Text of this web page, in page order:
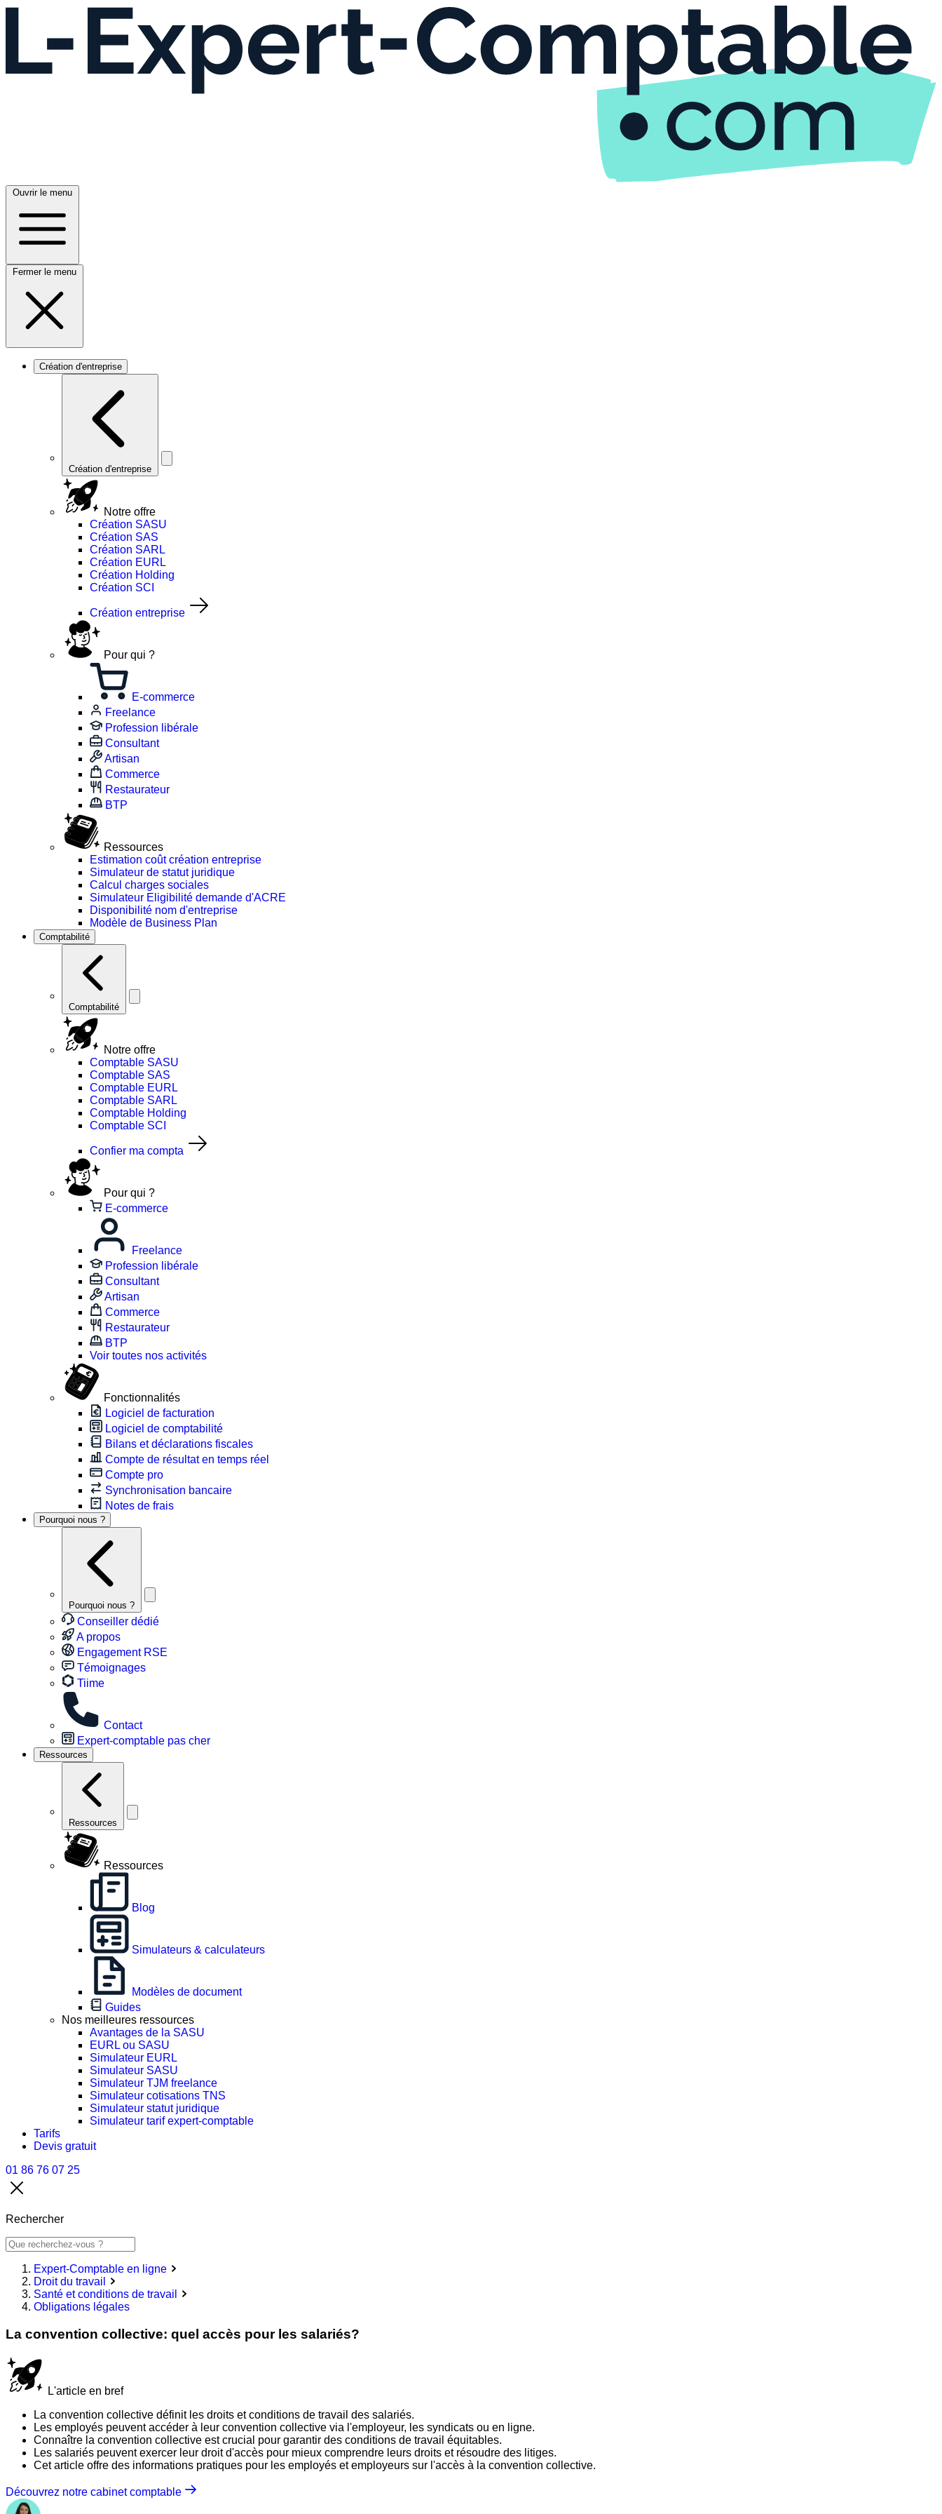
Ouvrir le menu
Fermer le menu
Création d'entreprise
Création d'entreprise
Notre offre
Création SASU
Création SAS
Création SARL
Création EURL
Création Holding
Création SCI
Création entreprise
Pour qui ?
E-commerce
Freelance
Profession libérale
Consultant
Artisan
Commerce
Restaurateur
BTP
Ressources
Estimation coût création entreprise
Simulateur de statut juridique
Calcul charges sociales
Simulateur Eligibilité demande d'ACRE
Disponibilité nom d'entreprise
Modèle de Business Plan
Comptabilité
Comptabilité
Notre offre
Comptable SASU
Comptable SAS
Comptable EURL
Comptable SARL
Comptable Holding
Comptable SCI
Confier ma compta
Pour qui ?
E-commerce
Freelance
Profession libérale
Consultant
Artisan
Commerce
Restaurateur
BTP
Voir toutes nos activités
Fonctionnalités
Logiciel de facturation
Logiciel de comptabilité
Bilans et déclarations fiscales
Compte de résultat en temps réel
Compte pro
Synchronisation bancaire
Notes de frais
Pourquoi nous ?
Pourquoi nous ?
Conseiller dédié
A propos
Engagement RSE
Témoignages
Tiime
Contact
Expert-comptable pas cher
Ressources
Ressources
Ressources
Blog
Simulateurs & calculateurs
Modèles de document
Guides
Nos meilleures ressources
Avantages de la SASU
EURL ou SASU
Simulateur EURL
Simulateur SASU
Simulateur TJM freelance
Simulateur cotisations TNS
Simulateur statut juridique
Simulateur tarif expert-comptable
Tarifs
Devis gratuit
01 86 76 07 25
Rechercher
Expert-Comptable en ligne
Droit du travail
Santé et conditions de travail
Obligations légales
La convention collective: quel accès pour les salariés?
L'article en bref
La convention collective définit les droits et conditions de travail des salariés.
Les employés peuvent accéder à leur convention collective via l'employeur, les syndicats ou en ligne.
Connaître la convention collective est crucial pour garantir des conditions de travail équitables.
Les salariés peuvent exercer leur droit d'accès pour mieux comprendre leurs droits et résoudre des litiges.
Cet article offre des informations pratiques pour les employés et employeurs sur l'accès à la convention collective.
Découvrez notre cabinet comptable